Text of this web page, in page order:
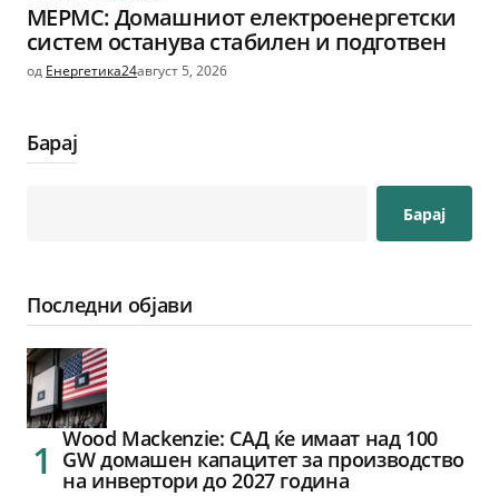
МЕРМС: Домашниот електроенергетски
систем останува стабилен и подготвен
од Енергетика24август 5, 2026
Барај
Барај
Последни објави
Wood Mackenzie: САД ќе имаат над 100
GW домашен капацитет за производство
на инвертори до 2027 година